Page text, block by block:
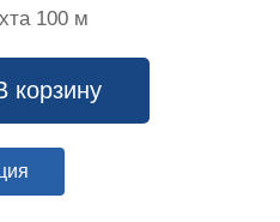
100 м
корзину